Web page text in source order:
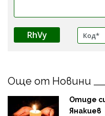
RhVy
Още от Новини
Отиде
Янакиев